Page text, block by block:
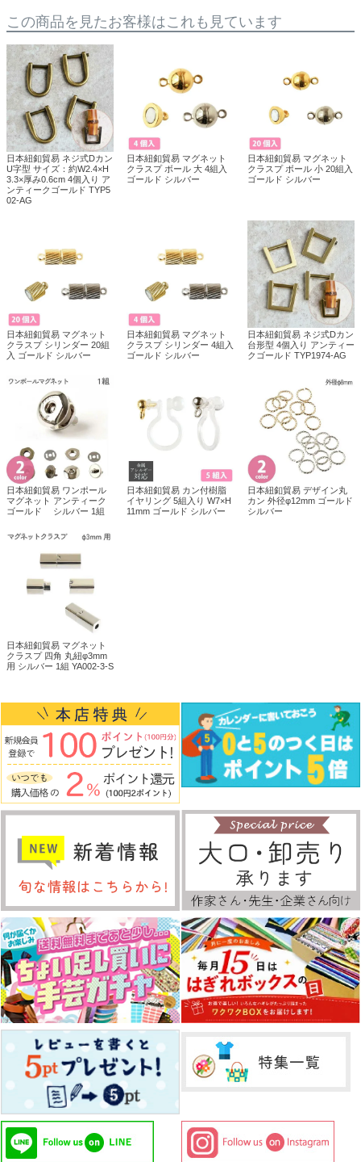
この商品を見たお客様はこれも見ています
日本紐釦貿易 ネジ式Dカン
U字型 サイズ：約W2.4×H
3.3×厚み0.6cm 4個入り ア
ンティークゴールド TYP5
02-AG
日本紐釦貿易 マグネット
クラスプ ボール 大 4組入
ゴールド シルバー
日本紐釦貿易 マグネット
クラスプ ボール 小 20組入
ゴールド シルバー
日本紐釦貿易 マグネット
クラスプ シリンダー 20組
入 ゴールド シルバー
日本紐釦貿易 マグネット
クラスプ シリンダー 4組入
ゴールド シルバー
日本紐釦貿易 ネジ式Dカン
台形型 4個入り アンティー
クゴールド TYP1974-AG
日本紐釦貿易 ワンポール
マグネット アンティーク
ゴールド シルバー 1組
日本紐釦貿易 カン付樹脂
イヤリング 5組入り W7×H
11mm ゴールド シルバー
日本紐釦貿易 デザイン丸
カン 外径φ12mm ゴールド
シルバー
日本紐釦貿易 マグネット
クラスプ 四角 丸紐φ3mm
用 シルバー 1組 YA002-3-S